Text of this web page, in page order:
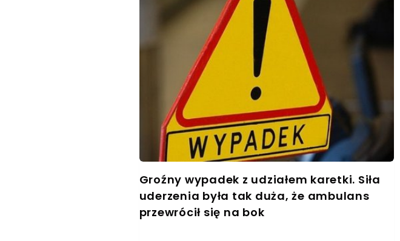
Groźny wypadek z udziałem karetki. Siła
uderzenia była tak duża, że ambulans
przewrócił się na bok